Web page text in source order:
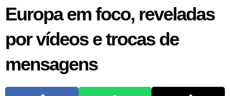
Europa em foco, reveladas
por vídeos e trocas de
mensagens